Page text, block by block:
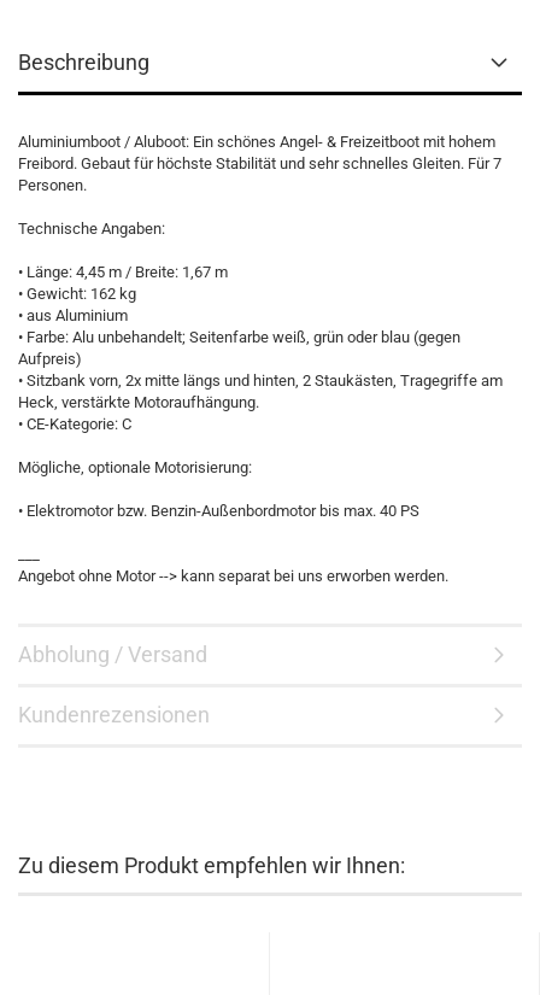
Beschreibung
Aluminiumboot / Aluboot: Ein schönes Angel- & Freizeitboot mit hohem
Freibord. Gebaut für höchste Stabilität und sehr schnelles Gleiten. Für 7
Personen.
Technische Angaben:
• Länge: 4,45 m / Breite: 1,67 m
• Gewicht: 162 kg
• aus Aluminium
• Farbe: Alu unbehandelt; Seitenfarbe weiß, grün oder blau (gegen
Aufpreis)
• Sitzbank vorn, 2x mitte längs und hinten, 2 Staukästen, Tragegriffe am
Heck, verstärkte Motoraufhängung.
• CE-Kategorie: C
Mögliche, optionale Motorisierung:
• Elektromotor bzw. Benzin-Außenbordmotor bis max. 40 PS
Angebot ohne Motor --> kann separat bei uns erworben werden.
Abholung / Versand
Kundenrezensionen
Zu diesem Produkt empfehlen wir Ihnen: